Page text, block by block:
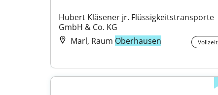
Hubert Kläsener jr. Flüssigkeitstransporte
GmbH & Co. KG
Marl, Raum Oberhausen Vollzeit